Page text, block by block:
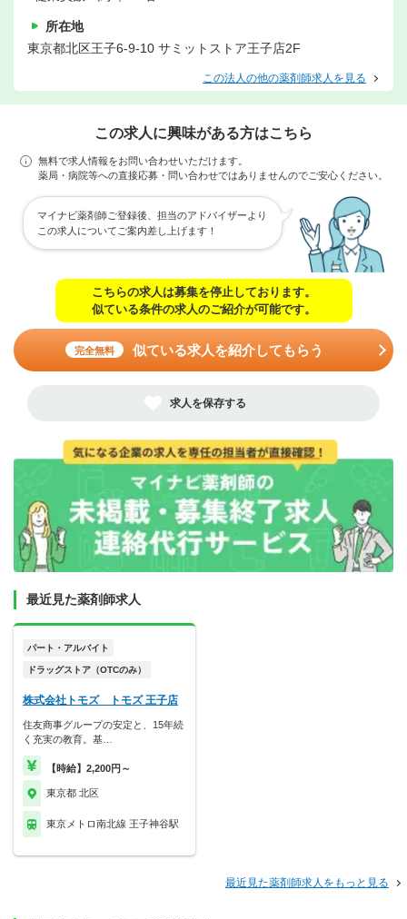
所在地
東京都北区王子6-9-10 サミットストア王子店2F
この法人の他の薬剤師求人を見る
この求人に興味がある方はこちら
無料で求人情報をお問い合わせいただけます。
薬局・病院等への直接応募・問い合わせではありませんのでご安心ください。
マイナビ薬剤師ご登録後、担当のアドバイザーより
この求人についてご案内差し上げます！
こちらの求人は募集を停止しております。
似ている条件の求人のご紹介が可能です。
完全無料 似ている求人を紹介してもらう
求人を保存する
最近見た薬剤師求人
パート・アルバイト
ドラッグストア（OTCのみ）
株式会社トモズ トモズ 王子店
住友商事グループの安定と、15年続
く充実の教育。基…
【時給】2,200円～
東京都 北区
東京メトロ南北線 王子神谷駅
最近見た薬剤師求人をもっと見る